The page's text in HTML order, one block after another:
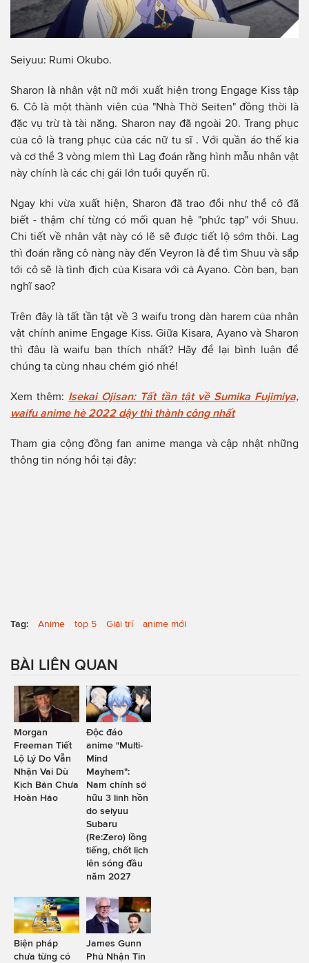
Seiyuu: Rumi Okubo.
Sharon là nhân vật nữ mới xuất hiện trong Engage Kiss tập
6. Cô là một thành viên của "Nhà Thờ Seiten" đồng thời là
đặc vụ trừ tà tài năng. Sharon nay đã ngoài 20. Trang phục
của cô là trang phục của các nữ tu sĩ . Với quần áo thế kia
và cơ thể 3 vòng mlem thì Lag đoán rằng hình mẫu nhân vật
này chính là các chị gái lớn tuổi quyến rũ.
Ngay khi vừa xuất hiện, Sharon đã trao đổi như thể cô đã
biết - thậm chí từng có mối quan hệ "phức tạp" với Shuu.
Chi tiết về nhân vật này có lẽ sẽ được tiết lộ sớm thôi. Lag
thì đoán rằng cô nàng này đến Veyron là để tìm Shuu và sắp
tới cô sẽ là tình địch của Kisara với cả Ayano. Còn bạn, bạn
nghĩ sao?
Trên đây là tất tần tật về 3 waifu trong dàn harem của nhân
vật chính anime Engage Kiss. Giữa Kisara, Ayano và Sharon
thì đâu là waifu bạn thích nhất? Hãy để lại bình luận để
chúng ta cùng nhau chém gió nhé!
Xem thêm: Isekai Ojisan: Tất tần tật về Sumika Fujimiya,
waifu anime hè 2022 dậy thì thành công nhất
Tham gia cộng đồng fan anime manga và cập nhật những
thông tin nóng hổi tại đây:
Tag: Anime top 5 Giải trí anime mới
BÀI LIÊN QUAN
Morgan
Freeman Tiết
Lộ Lý Do Vẫn
Nhận Vai Dù
Kịch Bản Chưa
Hoàn Hảo
Độc đáo
anime "Multi-
Mind
Mayhem":
Nam chính sở
hữu 3 linh hồn
do seiyuu
Subaru
(Re:Zero) lồng
tiếng, chốt lịch
lên sóng đầu
năm 2027
Biện pháp
chưa từng có
James Gunn
Phủ Nhận Tin